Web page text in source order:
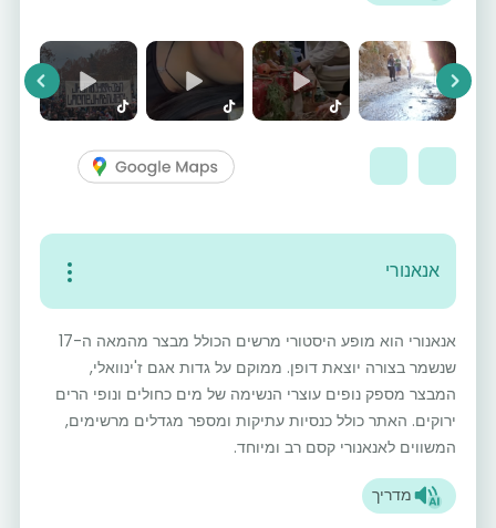
Next
אנאנורי
אנאנורי הוא מופע היסטורי מרשים הכולל מבצר מהמאה ה-17
שנשמר בצורה יוצאת דופן. ממוקם על גדות אגם ז'ינוואלי,
המבצר מספק נופים עוצרי הנשימה של מים כחולים ונופי הרים
ירוקים. האתר כולל כנסיות עתיקות ומספר מגדלים מרשימים,
המשווים לאנאנורי קסם רב ומיוחד.
מדריך